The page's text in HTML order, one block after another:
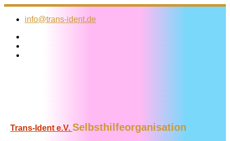
Zum
Inhalt
info@trans-ident.de
Trans-Ident e.V. Selbsthilfeorganisation